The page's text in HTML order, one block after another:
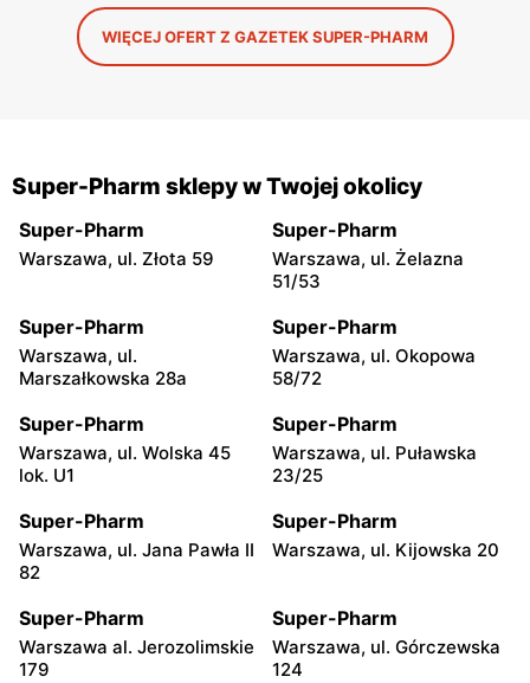
WIĘCEJ OFERT Z GAZETEK SUPER-PHARM
Super-Pharm sklepy w Twojej okolicy
Super-Pharm
Warszawa, ul. Złota 59
Super-Pharm
Warszawa, ul. Żelazna
51/53
Super-Pharm
Warszawa, ul.
Marszałkowska 28a
Super-Pharm
Warszawa, ul. Okopowa
58/72
Super-Pharm
Warszawa, ul. Wolska 45
lok. U1
Super-Pharm
Warszawa, ul. Puławska
23/25
Super-Pharm
Warszawa, ul. Jana Pawła II
82
Super-Pharm
Warszawa, ul. Kijowska 20
Super-Pharm
Warszawa al. Jerozolimskie
179
Super-Pharm
Warszawa, ul. Górczewska
124